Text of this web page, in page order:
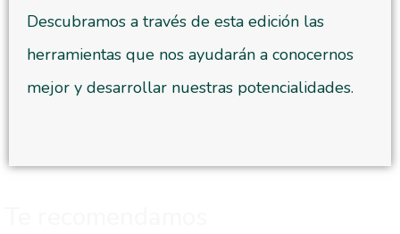
Descubramos a través de esta edición las
herramientas que nos ayudarán a conocernos
mejor y desarrollar nuestras potencialidades.